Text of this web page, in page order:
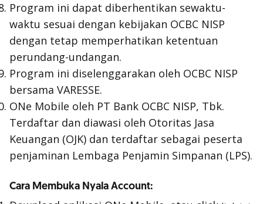
Program ini dapat diberhentikan sewaktu-
waktu sesuai dengan kebijakan OCBC NISP
dengan tetap memperhatikan ketentuan
perundang-undangan.
Program ini diselenggarakan oleh OCBC NISP
bersama VARESSE.
ONe Mobile oleh PT Bank OCBC NISP, Tbk.
Terdaftar dan diawasi oleh Otoritas Jasa
Keuangan (OJK) dan terdaftar sebagai peserta
penjaminan Lembaga Penjamin Simpanan (LPS).
Cara Membuka Nyala Account: